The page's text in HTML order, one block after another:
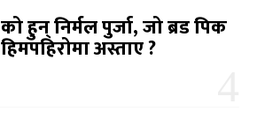
को हुन् निर्मल पुर्जा, जो ब्रड पिक
हिमपहिरोमा अस्ताए ?